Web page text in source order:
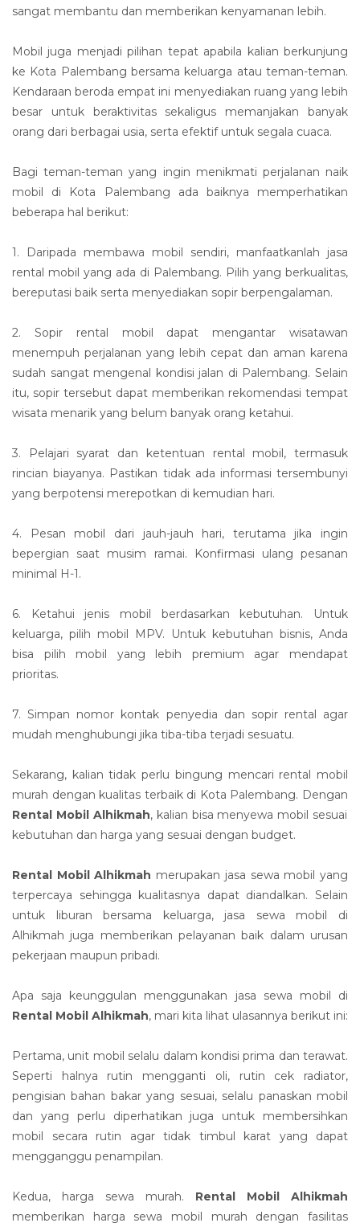
sangat membantu dan memberikan kenyamanan lebih.
Mobil juga menjadi pilihan tepat apabila kalian berkunjung
ke Kota Palembang bersama keluarga atau teman-teman.
Kendaraan beroda empat ini menyediakan ruang yang lebih
besar untuk beraktivitas sekaligus memanjakan banyak
orang dari berbagai usia, serta efektif untuk segala cuaca.
Bagi teman-teman yang ingin menikmati perjalanan naik
mobil di Kota Palembang ada baiknya memperhatikan
beberapa hal berikut:
1. Daripada membawa mobil sendiri, manfaatkanlah jasa
rental mobil yang ada di Palembang. Pilih yang berkualitas,
bereputasi baik serta menyediakan sopir berpengalaman.
2. Sopir rental mobil dapat mengantar wisatawan
menempuh perjalanan yang lebih cepat dan aman karena
sudah sangat mengenal kondisi jalan di Palembang. Selain
itu, sopir tersebut dapat memberikan rekomendasi tempat
wisata menarik yang belum banyak orang ketahui.
3. Pelajari syarat dan ketentuan rental mobil, termasuk
rincian biayanya. Pastikan tidak ada informasi tersembunyi
yang berpotensi merepotkan di kemudian hari.
4. Pesan mobil dari jauh-jauh hari, terutama jika ingin
bepergian saat musim ramai. Konfirmasi ulang pesanan
minimal H-1.
6. Ketahui jenis mobil berdasarkan kebutuhan. Untuk
keluarga, pilih mobil MPV. Untuk kebutuhan bisnis, Anda
bisa pilih mobil yang lebih premium agar mendapat
prioritas.
7. Simpan nomor kontak penyedia dan sopir rental agar
mudah menghubungi jika tiba-tiba terjadi sesuatu.
Sekarang, kalian tidak perlu bingung mencari rental mobil
murah dengan kualitas terbaik di Kota Palembang. Dengan
Rental Mobil Alhikmah, kalian bisa menyewa mobil sesuai
kebutuhan dan harga yang sesuai dengan budget.
Rental Mobil Alhikmah merupakan jasa sewa mobil yang
terpercaya sehingga kualitasnya dapat diandalkan. Selain
untuk liburan bersama keluarga, jasa sewa mobil di
Alhikmah juga memberikan pelayanan baik dalam urusan
pekerjaan maupun pribadi.
Apa saja keunggulan menggunakan jasa sewa mobil di
Rental Mobil Alhikmah, mari kita lihat ulasannya berikut ini:
Pertama, unit mobil selalu dalam kondisi prima dan terawat.
Seperti halnya rutin mengganti oli, rutin cek radiator,
pengisian bahan bakar yang sesuai, selalu panaskan mobil
dan yang perlu diperhatikan juga untuk membersihkan
mobil secara rutin agar tidak timbul karat yang dapat
mengganggu penampilan.
Kedua, harga sewa murah. Rental Mobil Alhikmah
memberikan harga sewa mobil murah dengan fasilitas